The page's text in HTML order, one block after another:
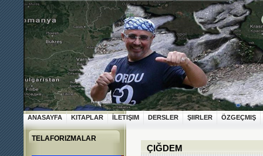
ANASAYFA KITAPLAR İLETIŞIM DERSLER ŞIIRLER ÖZGEÇMIŞ
TELAFORIZMALAR
ÇIĞDEM